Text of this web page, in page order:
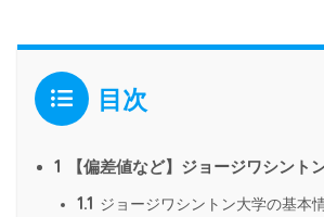
目次
1 【偏差値など】ジョージワシント
1.1 ジョージワシントン大学の基本